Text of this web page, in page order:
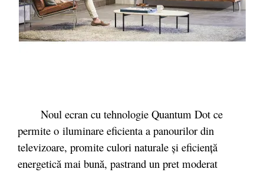
Noul ecran cu tehnologie Quantum Dot ce
permite o iluminare eficienta a panourilor din
televizoare, promite culori naturale şi eficienţă
energetică mai bună, pastrand un pret moderat